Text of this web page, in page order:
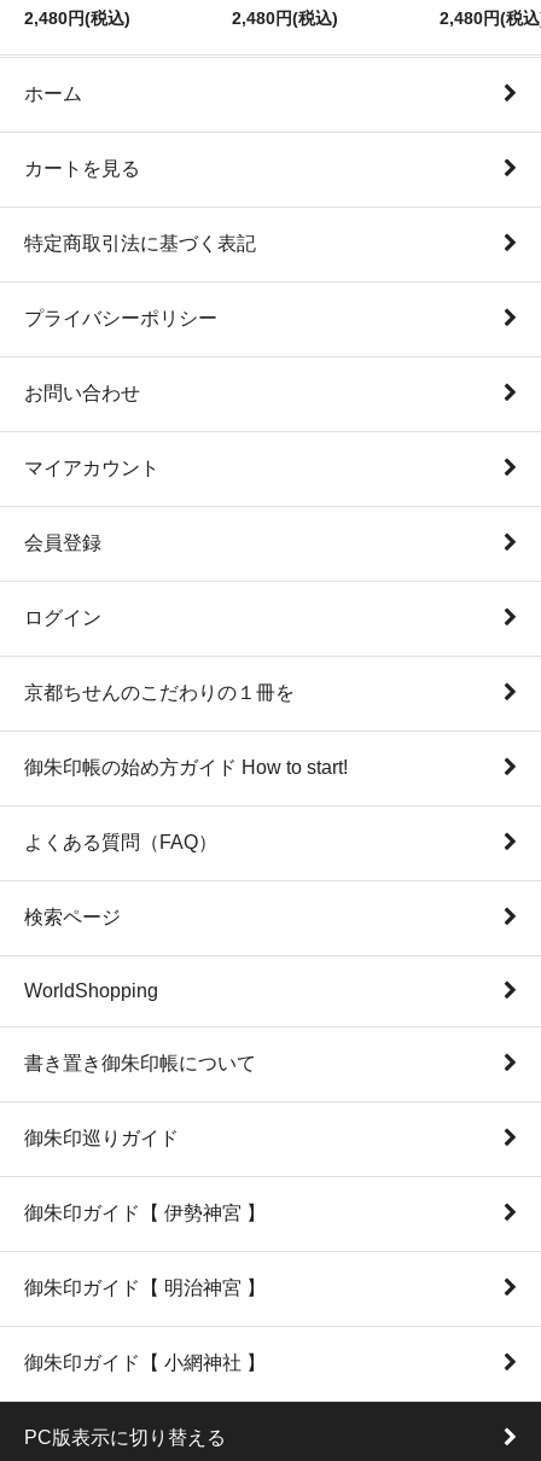
2,480円(税込)
2,480円(税込)
2,480円(税
ホーム
カートを見る
特定商取引法に基づく表記
プライバシーポリシー
お問い合わせ
マイアカウント
会員登録
ログイン
京都ちせんのこだわりの１冊を
御朱印帳の始め方ガイド How to start!
よくある質問（FAQ）
検索ページ
WorldShopping
書き置き御朱印帳について
御朱印巡りガイド
御朱印ガイド【 伊勢神宮 】
御朱印ガイド【 明治神宮 】
御朱印ガイド【 小網神社 】
PC版表示に切り替える